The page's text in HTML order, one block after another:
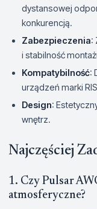
dystansowej
konkurencją.
Zabezpieczenia:
i stabilność
Kompatybilność:
urządzeń marki
Design:
wnętrz.
Najczęściej
1. Czy Pulsar
atmosferyczne?